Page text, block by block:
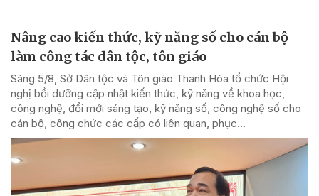
Nâng cao kiến thức, kỹ năng số cho cán bộ
làm công tác dân tộc, tôn giáo
Sáng 5/8, Sở Dân tộc và Tôn giáo Thanh Hóa tổ chức Hội
nghị bồi dưỡng cập nhật kiến thức, kỹ năng về khoa học,
công nghệ, đổi mới sáng tạo, kỹ năng số, công nghệ số cho
cán bộ, công chức các cấp có liên quan, phục...